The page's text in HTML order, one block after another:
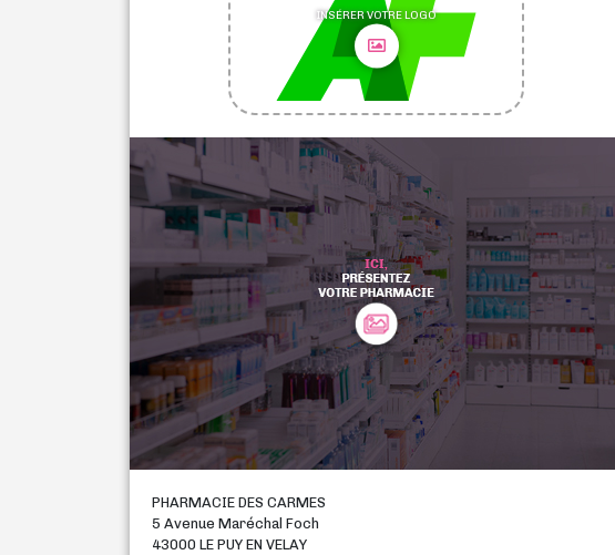
INSÉRER VOTRE LOGO
PHARMACIE DES CARMES
5 Avenue Maréchal Foch
43000 LE PUY EN VELAY